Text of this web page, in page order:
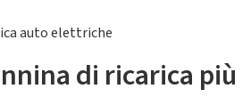
auto elettriche
di ricarica più